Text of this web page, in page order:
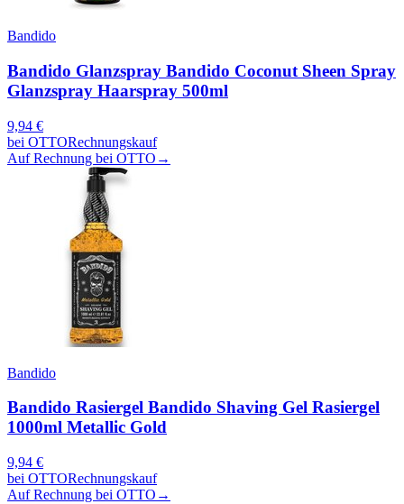
Bandido
Bandido Glanzspray Bandido Coconut Sheen Spray
Glanzspray Haarspray 500ml
9,94 €
bei OTTORechnungskauf
Auf Rechnung bei OTTO →
Bandido
Bandido Rasiergel Bandido Shaving Gel Rasiergel
1000ml Metallic Gold
9,94 €
bei OTTORechnungskauf
Auf Rechnung bei OTTO →